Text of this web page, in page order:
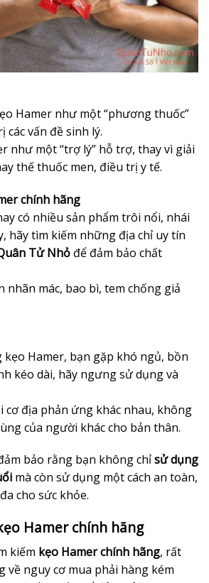
Hamer như một “phương thuốc”
vấn đề sinh lý.
như một “trợ lý” hỗ trợ, thay vì giải
thế thuốc men, điều trị y tế.
chính hãng
có nhiều sản phẩm trôi nổi, nhái
hãy tìm kiếm những địa chỉ uy tín
Tử Nhỏ để đảm bảo chất
nhãn mác, bao bì, tem chống giả
kẹo Hamer, bạn gặp khó ngủ, bồn
kéo dài, hãy ngưng sử dụng và
cơ địa phản ứng khác nhau, không
của người khác cho bản thân.
bảo rằng bạn không chỉsử dụng
mà còn sử dụng một cách an toàn,
cho sức khỏe.
Hamer chính hãng
kiếm kẹo Hamer chính hãng, rất
về nguy cơ mua phải hàng kém